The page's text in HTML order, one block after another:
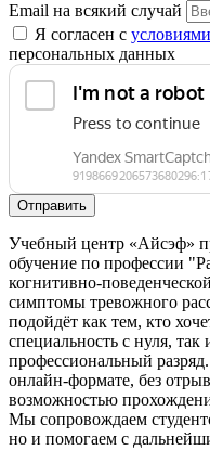
Email на всякий случай
Я согласен с условиями
персональных данных
Отправить
Учебный центр «Айсэф»
обучение по профессии
когнитивно-
симптомы тревожного
подойдёт как тем, кто
специальность с нуля,
профессиональный
онлайн-формате, без
возможностью
Мы сопровождаем
но и помогаем с